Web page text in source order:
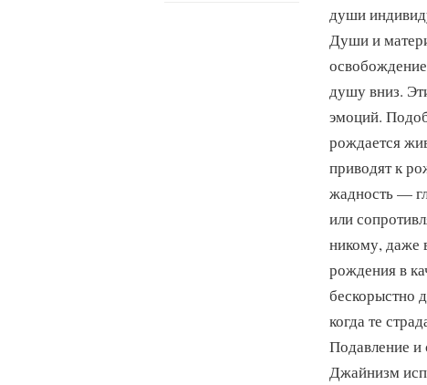
души
Души и
душу вниз.
эмоций.
рождается
приводят к
жадность —
или
никому, даже
рождения в
бескорыстно
когда те
Подавление
Джайнизм